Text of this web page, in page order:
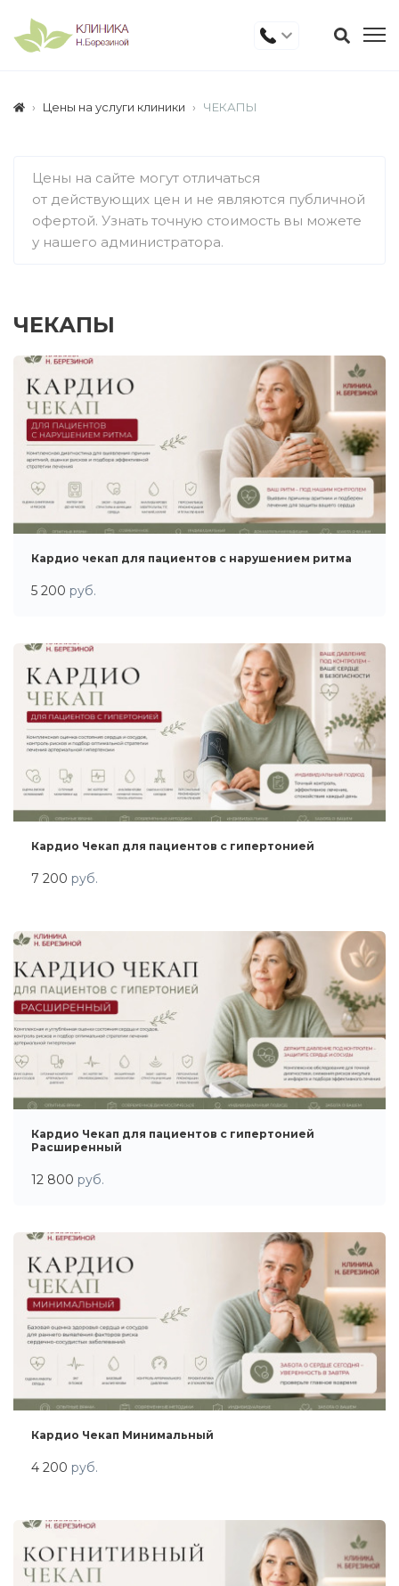
Цены на услуги клиники ЧЕКАПЫ
Цены на сайте могут отличаться
от действующих цен и не являются публичной
офертой. Узнать точную стоимость вы можете
у нашего администратора.
ЧЕКАПЫ
Кардио чекап для пациентов с нарушением ритма
5 200 руб.
Кардио Чекап для пациентов с гипертонией
7 200 руб.
Кардио Чекап для пациентов с гипертонией
Расширенный
12 800 руб.
Кардио Чекап Минимальный
4 200 руб.